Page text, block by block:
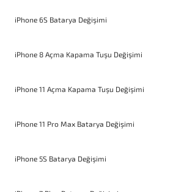
iPhone 6S Batarya Değişimi
iPhone 8 Açma Kapama Tuşu Değişimi
iPhone 11 Açma Kapama Tuşu Değişimi
iPhone 11 Pro Max Batarya Değişimi
iPhone 5S Batarya Değişimi